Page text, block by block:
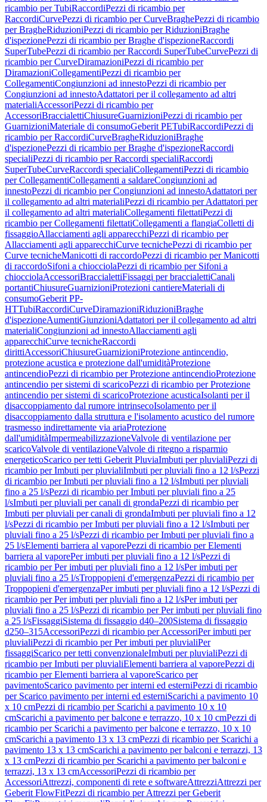
ricambio per TubiRaccordiPezzi di ricambio per
RaccordiCurvePezzi di ricambio per CurveBraghePezzi di ricambio
per BragheRiduzioniPezzi di ricambio per RiduzioniBraghe
d'ispezionePezzi di ricambio per Braghe d'ispezioneRaccordi
SuperTubePezzi di ricambio per Raccordi SuperTubeCurvePezzi di
ricambio per CurveDiramazioniPezzi di ricambio per
DiramazioniCollegamentiPezzi di ricambio per
CollegamentiCongiunzioni ad innestoPezzi di ricambio per
Congiunzioni ad innestoAdattatori per il collegamento ad altri
materialiAccessoriPezzi di ricambio per
AccessoriBraccialettiChiusureGuarnizioniPezzi di ricambio per
GuarnizioniMateriale di consumoGeberit PETubiRaccordiPezzi di
ricambio per RaccordiCurveBragheRiduzioniBraghe
d'ispezionePezzi di ricambio per Braghe d'ispezioneRaccordi
specialiPezzi di ricambio per Raccordi specialiRaccordi
SuperTubeCurveRaccordi specialiCollegamentiPezzi di ricambio
per CollegamentiCollegamenti a saldareCongiunzioni ad
innestoPezzi di ricambio per Congiunzioni ad innestoAdattatori per
il collegamento ad altri materialiPezzi di ricambio per Adattatori per
il collegamento ad altri materialiCollegamenti filettatiPezzi di
ricambio per Collegamenti filettatiCollegamenti a flangiaColletti di
fissaggioAllacciamenti agli apparecchiPezzi di ricambio per
Allacciamenti agli apparecchiCurve tecnichePezzi di ricambio per
Curve tecnicheManicotti di raccordoPezzi di ricambio per Manicotti
di raccordoSifoni a chiocciolaPezzi di ricambio per Sifoni a
chiocciolaAccessoriBraccialettiFissaggi per braccialettiCanali
portantiChiusureGuarnizioniProtezioni cantiereMateriali di
consumoGeberit PP-
HTTubiRaccordiCurveDiramazioniRiduzioniBraghe
d'ispezioneAumentiGiunzioniAdattatori per il collegamento ad altri
materialiCongiunzioni ad innestoAllacciamenti agli
apparecchiCurve tecnicheRaccordi
dirittiAccessoriChiusureGuarnizioniProtezione antincendio,
protezione acustica e protezione dall'umiditàProtezione
antincendioPezzi di ricambio per Protezione antincendioProtezione
antincendio per sistemi di scaricoPezzi di ricambio per Protezione
antincendio per sistemi di scaricoProtezione acusticaIsolanti per il
disaccoppiamento dal rumore intrinsecoIsolamento per il
disaccoppiamento dalla struttura e l'isolamento acustico del rumore
trasmesso indirettamente via ariaProtezione
dall'umiditàImpermeabilizzazioneValvole di ventilazione per
scaricoValvole di ventilazioneValvole di ritegno a risparmio
energeticoScarico per tetti Geberit PluviaImbuti per pluvialiPezzi di
ricambio per Imbuti per pluvialiImbuti per pluviali fino a 12 l/sPezzi
di ricambio per Imbuti per pluviali fino a 12 l/sImbuti per pluviali
fino a 25 l/sPezzi di ricambio per Imbuti per pluviali fino a 25
l/sImbuti per pluviali per canali di grondaPezzi di ricambio per
Imbuti per pluviali per canali di grondaImbuti per pluviali fino a 12
l/sPezzi di ricambio per Imbuti per pluviali fino a 12 l/sImbuti per
pluviali fino a 25 l/sPezzi di ricambio per Imbuti per pluviali fino a
25 l/sElementi barriera al vaporePezzi di ricambio per Elementi
barriera al vaporePer imbuti per pluviali fino a 12 l/sPezzi di
ricambio per Per imbuti per pluviali fino a 12 l/sPer imbuti per
pluviali fino a 25 l/sTroppopieni d'emergenzaPezzi di ricambio per
Troppopieni d'emergenzaPer imbuti per pluviali fino a 12 l/sPezzi di
ricambio per Per imbuti per pluviali fino a 12 l/sPer imbuti per
pluviali fino a 25 l/sPezzi di ricambio per Per imbuti per pluviali fino
a 25 l/sFissaggiSistema di fissaggio d40–200Sistema di fissaggio
d250–315AccessoriPezzi di ricambio per AccessoriPer imbuti per
pluvialiPezzi di ricambio per Per imbuti per pluvialiPer
fissaggiScarico per tetti convenzionaleImbuti per pluvialiPezzi di
ricambio per Imbuti per pluvialiElementi barriera al vaporePezzi di
ricambio per Elementi barriera al vaporeScarico per
pavimentoScarico pavimento per interni ed esterniPezzi di ricambio
per Scarico pavimento per interni ed esterniScarichi a pavimento 10
x 10 cmPezzi di ricambio per Scarichi a pavimento 10 x 10
cmScarichi a pavimento per balcone e terrazzo, 10 x 10 cmPezzi di
ricambio per Scarichi a pavimento per balcone e terrazzo, 10 x 10
cmScarichi a pavimento 13 x 13 cmPezzi di ricambio per Scarichi a
pavimento 13 x 13 cmScarichi a pavimento per balconi e terrazzi, 13
x 13 cmPezzi di ricambio per Scarichi a pavimento per balconi e
terrazzi, 13 x 13 cmAccessoriPezzi di ricambio per
AccessoriAttrezzi, componenti di rete e softwareAttrezziAttrezzi per
Geberit FlowFitPezzi di ricambio per Attrezzi per Geberit